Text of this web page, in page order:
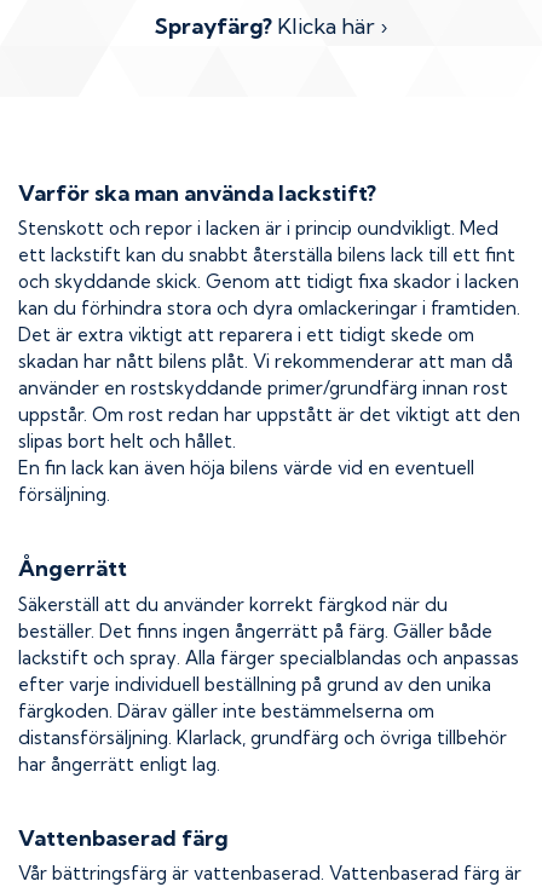
Sprayfärg? Klicka här ›
Varför ska man använda lackstift?
Stenskott och repor i lacken är i princip oundvikligt. Med
ett lackstift kan du snabbt återställa bilens lack till ett fint
och skyddande skick. Genom att tidigt fixa skador i lacken
kan du förhindra stora och dyra omlackeringar i framtiden.
Det är extra viktigt att reparera i ett tidigt skede om
skadan har nått bilens plåt. Vi rekommenderar att man då
använder en rostskyddande primer/grundfärg innan rost
uppstår. Om rost redan har uppstått är det viktigt att den
slipas bort helt och hållet.
En fin lack kan även höja bilens värde vid en eventuell
försäljning.
Ångerrätt
Säkerställ att du använder korrekt färgkod när du
beställer. Det finns ingen ångerrätt på färg. Gäller både
lackstift och spray. Alla färger specialblandas och anpassas
efter varje individuell beställning på grund av den unika
färgkoden. Därav gäller inte bestämmelserna om
distansförsäljning. Klarlack, grundfärg och övriga tillbehör
har ångerrätt enligt lag.
Vattenbaserad färg
Vår bättringsfärg är vattenbaserad. Vattenbaserad färg är